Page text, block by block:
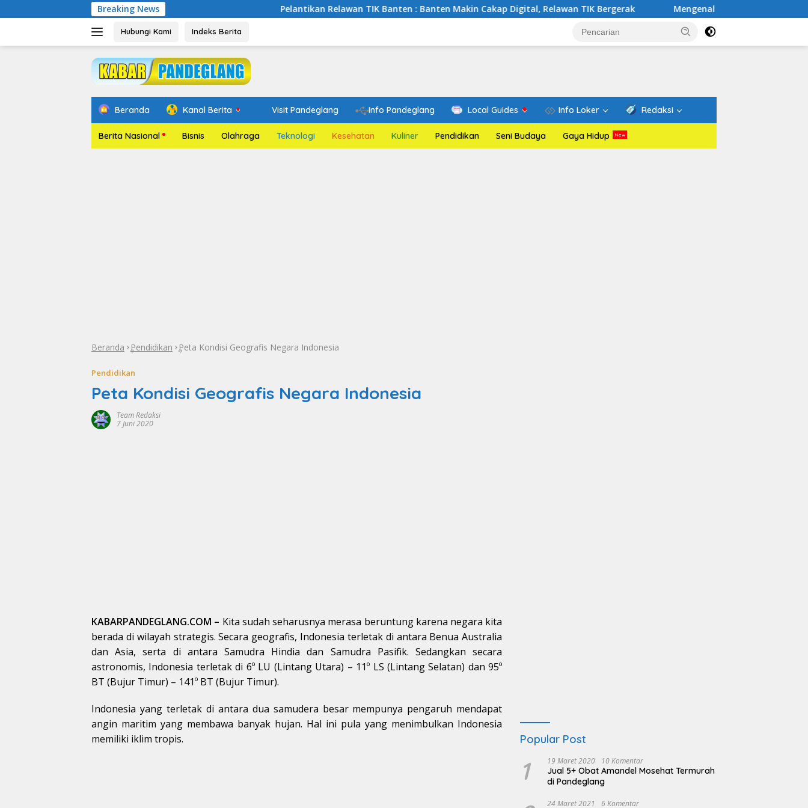
ke
Breaking News Pelantikan Relawan TIK Banten : Banten Makin Cakap Digital, Relawan TIK Bergerak Mengenal Website Resmi PAFI: Wadah
Hubungi Kami Indeks Berita
Beranda Kanal Berita Visit Pandeglang Info Pandeglang Local Guides Info Loker Redaksi
Berita Nasional Bisnis Olahraga Teknologi Kesehatan Kuliner Pendidikan Seni Budaya Gaya Hidup
Beranda »Pendidikan »Peta Kondisi Geografis Negara Indonesia
Pendidikan
Peta Kondisi Geografis Negara Indonesia
Team Redaksi
7 Juni 2020
KABARPANDEGLANG.COM – Kita sudah seharusnya merasa beruntung karena negara kita
berada di wilayah strategis. Secara geografis, Indonesia terletak di antara Benua Australia
dan Asia, serta di antara Samudra Hindia dan Samudra Pasifik. Sedangkan secara
astronomis, Indonesia terletak di 6º LU (Lintang Utara) – 11º LS (Lintang Selatan) dan 95º
BT (Bujur Timur) – 141º BT (Bujur Timur).
Indonesia yang terletak di antara dua samudera besar mempunya pengaruh mendapat
angin maritim yang membawa banyak hujan. Hal ini pula yang menimbulkan Indonesia
memiliki iklim tropis.
Popular Post
1 19 Maret 2020 10 Komentar
Jual 5+ Obat Amandel Mosehat Termurah
di Pandeglang
24 Maret 2021 6 Komentar